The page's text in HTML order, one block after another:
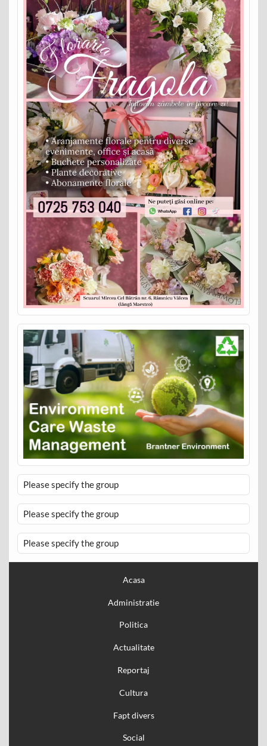
Please specify the group
Please specify the group
Please specify the group
Acasa
Administratie
Politica
Actualitate
Reportaj
Cultura
Fapt divers
Social